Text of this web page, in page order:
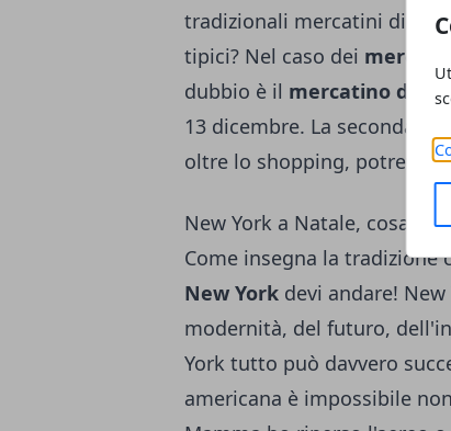
tradizionali mercatini di
tipici? Nel caso dei
dubbio è il mercatino di
13 dicembre. La seconda
oltre lo shopping, potrete
New York a Natale, cosa
Come insegna la
New York devi andare!
modernità, del futuro,
York tutto può davvero
americana è impossibile